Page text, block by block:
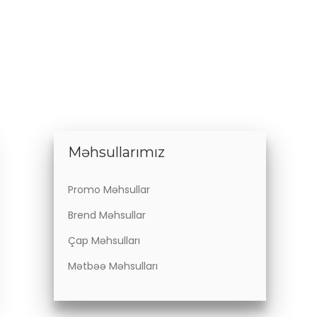
Məhsullarımız
Promo Məhsullar
Brend Məhsullar
Çap Məhsulları
Mətbəə Məhsulları